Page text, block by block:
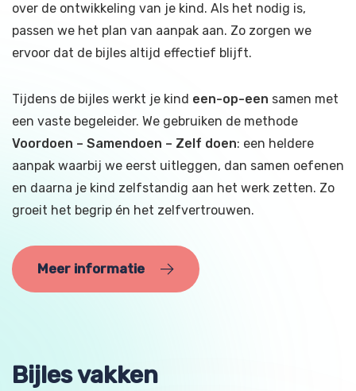
over de ontwikkeling van je kind. Als het nodig is,
passen we het plan van aanpak aan. Zo zorgen we
ervoor dat de bijles altijd effectief blijft.
Tijdens de bijles werkt je kind een-op-een samen met
een vaste begeleider. We gebruiken de methode
Voordoen – Samendoen – Zelf doen: een heldere
aanpak waarbij we eerst uitleggen, dan samen oefenen
en daarna je kind zelfstandig aan het werk zetten. Zo
groeit het begrip én het zelfvertrouwen.
Meer informatie
Bijles vakken